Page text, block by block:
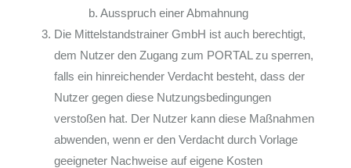
b. Ausspruch einer Abmahnung
Die Mittelstandstrainer GmbH ist auch berechtigt,
dem Nutzer den Zugang zum PORTAL zu sperren,
falls ein hinreichender Verdacht besteht, dass der
Nutzer gegen diese Nutzungsbedingungen
verstoßen hat. Der Nutzer kann diese Maßnahmen
abwenden, wenn er den Verdacht durch Vorlage
geeigneter Nachweise auf eigene Kosten